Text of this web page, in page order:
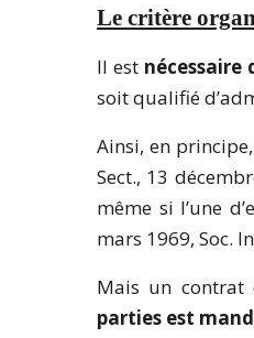
Le critère
Il est nécessaire
soit qualifié
Ainsi, en
Sect., 13
même si l’une
mars 1969, Soc.
Mais un contrat
parties est